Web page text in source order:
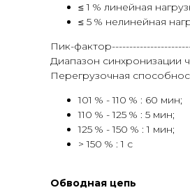
≤ 1 % линейная
≤ 5 % нелинейная
Пик-
Диапазон синхронизации
Перегрузочная
101 % - 110 % : 60 мин;
110 % - 125 % : 5 мин;
125 % - 150 % : 1 мин;
> 150 % : 1 с
Обводная цепь